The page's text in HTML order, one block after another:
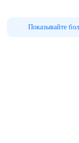
Показывайте